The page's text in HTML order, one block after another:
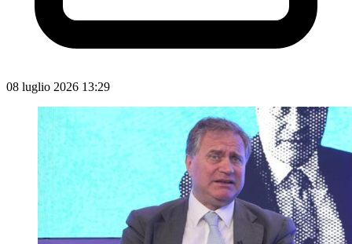
08 luglio 2026 13:29